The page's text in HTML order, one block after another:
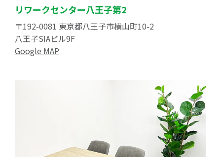
リワークセンター八王子第2
〒192-0081 東京都八王子市横山町10-2
八王子SIAビル9F
Google MAP